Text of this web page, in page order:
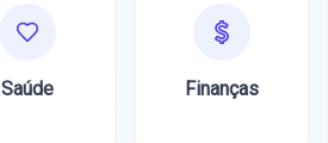
Saúde Finanças